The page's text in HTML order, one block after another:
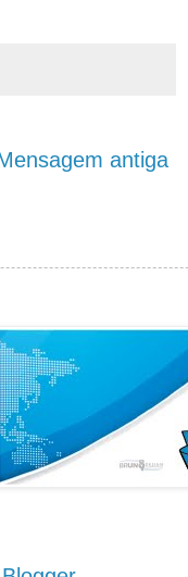
antiga